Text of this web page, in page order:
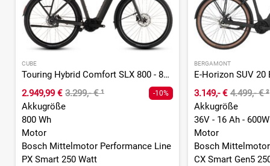
CUBE
Touring Hybrid Comfort SLX 800 - 800 Wh - 28 Zoll - Diamant - 2026
2.949,99 € 3.299,- €¹ -10%
Akkugröße
800 Wh
Motor
Bosch Mittelmotor Performance Line
PX Smart 250 Watt
BERGAMONT
3.149,- € 4.499,- €²
Akkugröße
36V - 16 Ah -
Motor
Bosch
CX Smart Gen5